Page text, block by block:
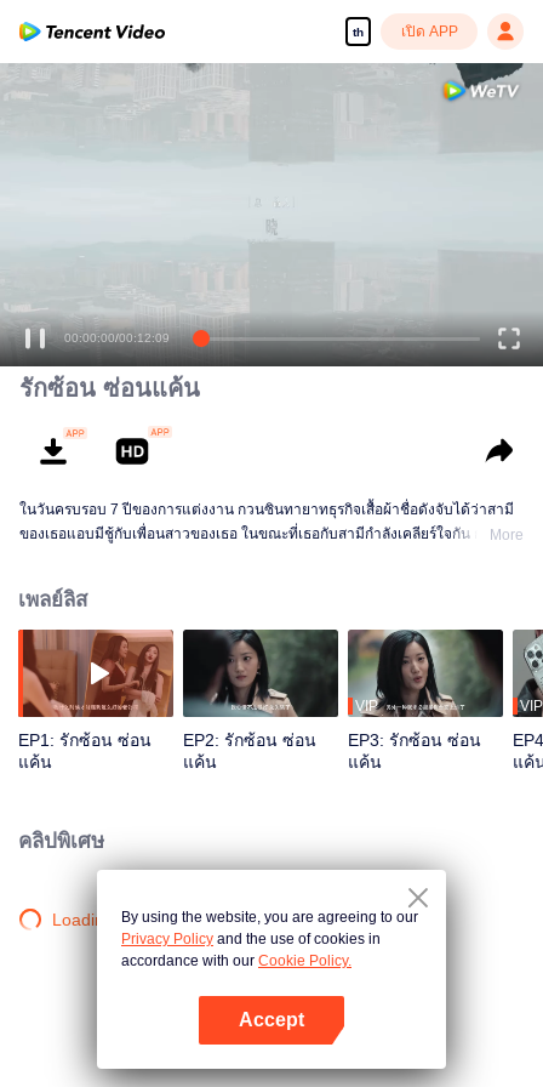
th เปิด APP
เพลิดเพลินกับซีรีส์ความคมชัดสูงอย่างลื่นไหล
00:00:00/00:12:09
รักซ้อน ซ่อนแค้น
ในวันครบรอบ 7 ปีของการแต่งงาน กวนซินทายาทธุรกิจเสื้อผ้าชื่อดังจับได้ว่าสามี
ของเธอแอบมีชู้กับเพื่อนสาวของเธอ ในขณะที่เธอกับสามีกำลังเคลียร์ใจกัน กวนซิน
More
เพลย์ลิส
EP1: รักซ้อน ซ่อน
แค้น
EP2: รักซ้อน ซ่อน
แค้น
VIP
EP3: รักซ้อน ซ่อน
แค้น
VIP
แค้
คลิปพิเศษ
Loading…By using the website, you are agreeing to our
Privacy Policy and the use of cookies in
accordance with our Cookie Policy.
Accept